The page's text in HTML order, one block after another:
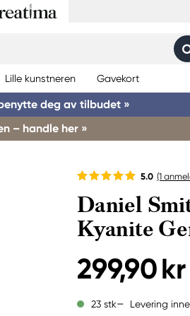
Lille kunstneren Gavekort
deg av tilbudet »
– handle her »
5.0 (1
Daniel
Kyanite
299,90 kr
23 stk Levering